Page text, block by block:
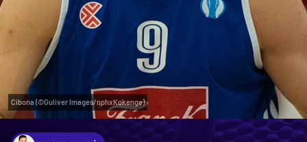
Cibona (©Guliver Images/nphxKokenge)